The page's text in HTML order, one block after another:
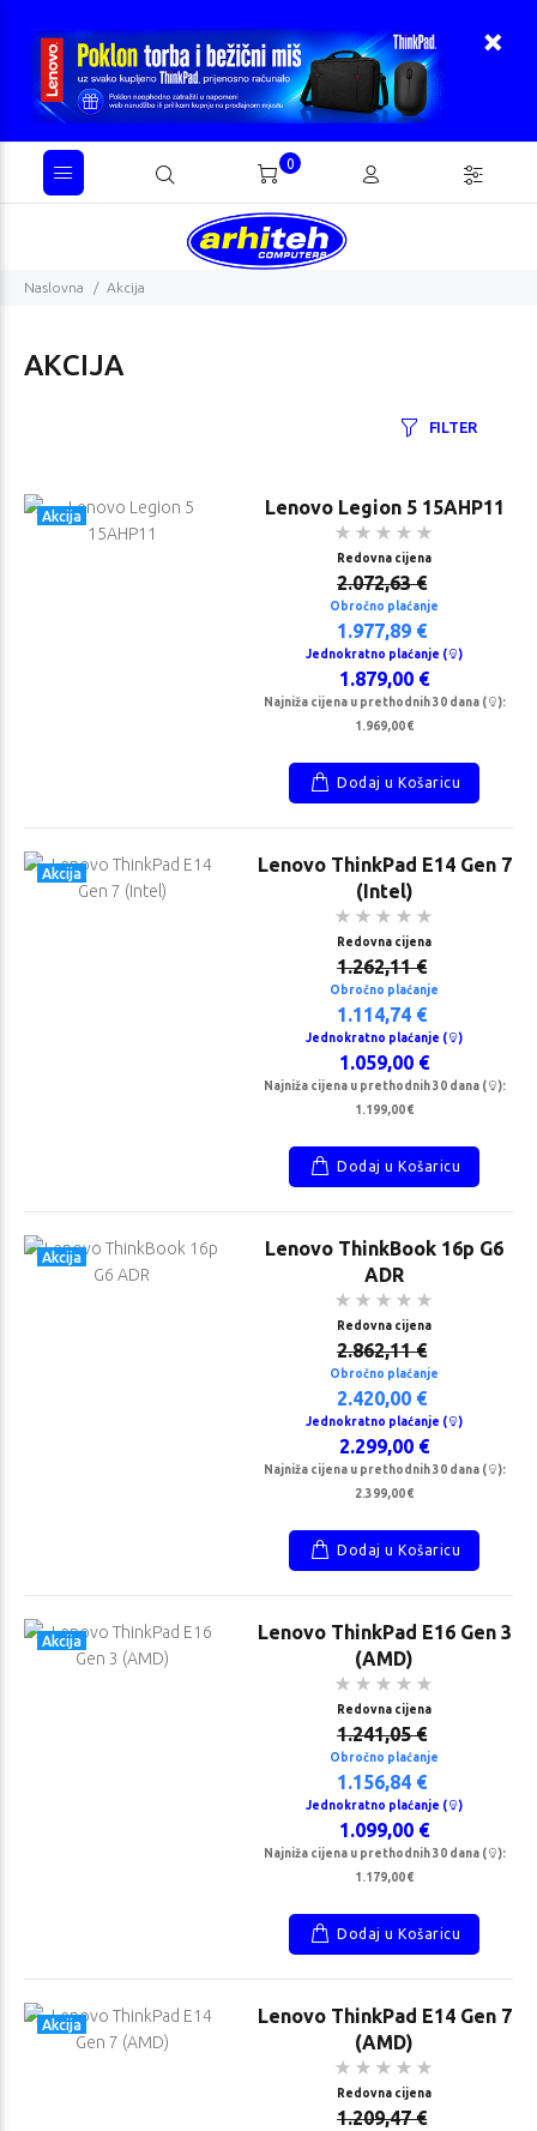
0
Naslovna Akcija
AKCIJA
FILTER
Akcija Lenovo Legion 5 15AHP11
Redovna cijena
2.072,63 €
Obročno plaćanje
1.977,89 €
Jednokratno plaćanje ( )
1.879,00 €
Najniža cijena u prethodnih 30 dana (
):
1.969,00 €
Dodaj u Košaricu
Akcija
Lenovo ThinkPad E14 Gen 7
(Intel)
Redovna cijena
1.262,11 €
Obročno plaćanje
1.114,74 €
Jednokratno plaćanje ( )
1.059,00 €
Najniža cijena u prethodnih 30 dana (
):
1.199,00 €
Dodaj u Košaricu
Akcija
Lenovo ThinkBook 16p G6
ADR
Redovna cijena
2.862,11 €
Obročno plaćanje
2.420,00 €
Jednokratno plaćanje ( )
2.299,00 €
Najniža cijena u prethodnih 30 dana (
):
2.399,00 €
Dodaj u Košaricu
Akcija
Lenovo ThinkPad E16 Gen 3
(AMD)
Redovna cijena
1.241,05 €
Obročno plaćanje
1.156,84 €
Jednokratno plaćanje ( )
1.099,00 €
Najniža cijena u prethodnih 30 dana (
):
1.179,00 €
Dodaj u Košaricu
Akcija
Lenovo ThinkPad E14 Gen 7
(AMD)
Redovna cijena
1.209,47 €